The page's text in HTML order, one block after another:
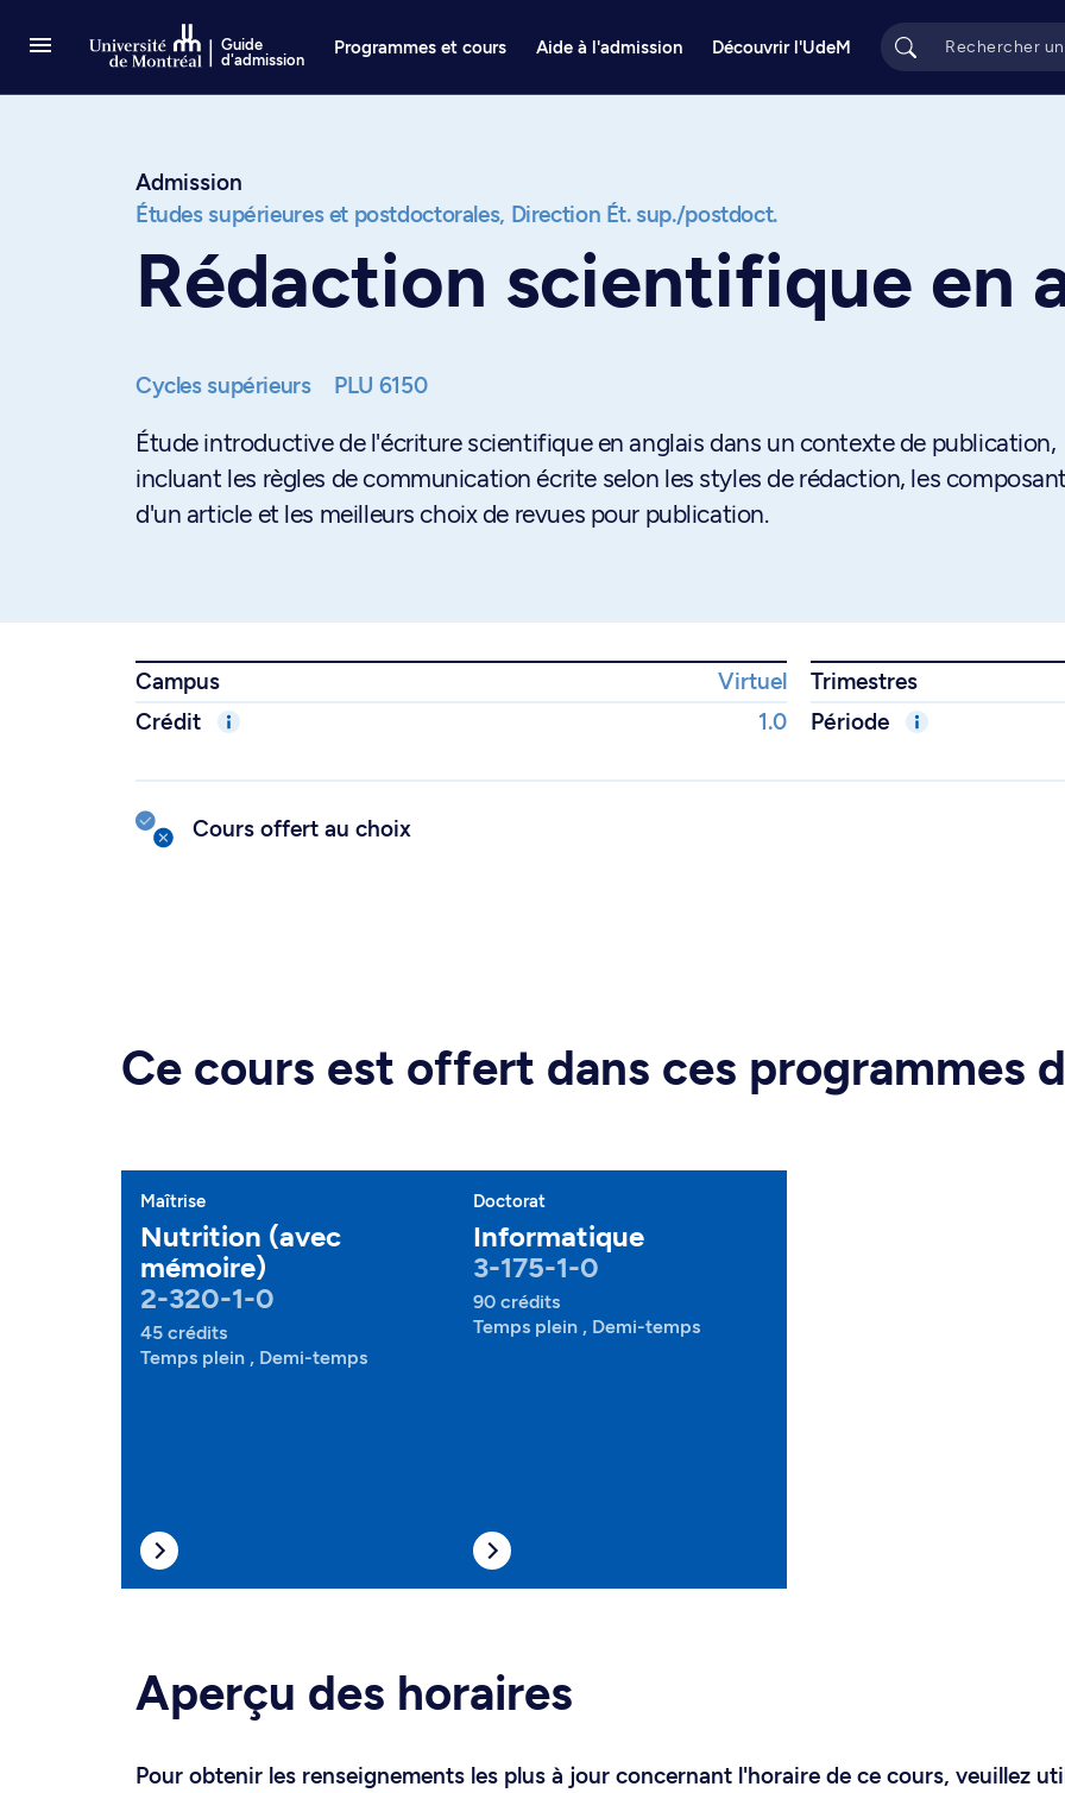
Guide
d'admission
Programmes et cours Aide à l'admission Découvrir l'UdeM
Admission
Études supérieures et postdoctorales, Direction Ét. sup./postdoct.
Rédaction scientifique en
Cycles supérieurs PLU 6150
Étude introductive de l'écriture scientifique en anglais dans un contexte de publication,
incluant les règles de communication écrite selon les styles de rédaction, les
d'un article et les meilleurs choix de revues pour publication.
Campus Virtuel Trimestres
Crédit
1.0 Période
Cours offert au choix
Ce cours est offert dans ces programmes
Maîtrise
Nutrition (avec
mémoire)
2-320-1-0
45 crédits
Temps plein , Demi-temps
Doctorat
Informatique
3-175-1-0
90 crédits
Temps plein , Demi-temps
Aperçu des horaires
Pour obtenir les renseignements les plus à jour concernant l'horaire de ce cours, veuillez